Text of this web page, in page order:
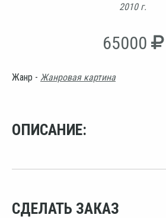
2010 г.
65000
Жанр - Жанровая картина
ОПИСАНИЕ:
СДЕЛАТЬ ЗАКАЗ